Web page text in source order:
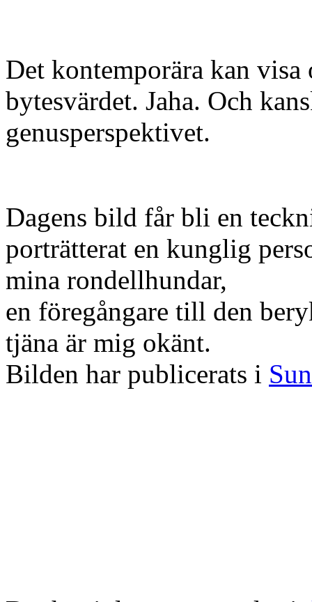
Det kontemporära kan
bytesvärdet. Jaha. Och
genusperspektivet.
Dagens bild får bli en
porträtterat en kunglig
mina rondellhundar,
en föregångare till den
tjäna är mig okänt.
Bilden har publicerats i